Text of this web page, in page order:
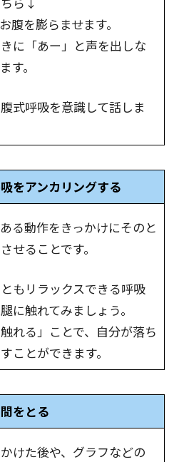
を膨らませます。
に「あー」と声を出しな
す。
式呼吸を意識して話しま
をアンカリングする
る動作をきっかけにそのと
せることです。
もリラックスできる呼吸
に触れてみましょう。
れる」ことで、自分が落ち
ことができます。
をとる
けた後や、グラフなどの